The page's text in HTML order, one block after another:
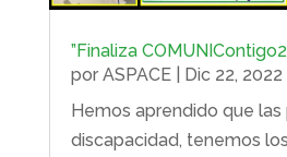
”Finaliza
por ASPACE| Dic 22, 2022
Hemos aprendido que las
discapacidad, tenemos